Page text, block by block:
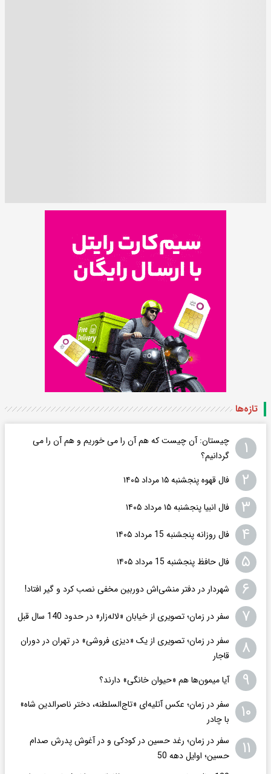
تازه‌ها
۱
چیستان: آن چیست که هم آن را می خوریم و هم آن را می
گردانیم؟
۲ فال قهوه پنجشنبه ۱۵ مرداد ۱۴۰۵
۳ فال انبیا پنجشنبه ۱۵ مرداد ۱۴۰۵
۴ فال روزانه پنجشنبه 15 مرداد ۱۴۰۵
۵ فال حافظ پنجشنبه 15 مرداد ۱۴۰۵
۶ شهردار در دفتر منشی‌اش دوربین مخفی نصب کرد و گیر افتاد!
۷ سفر در زمان؛ تصویری از خیابان «لاله‌زار» در حدود 140 سال قبل
۸
سفر در زمان؛ تصویری از یک «دیزی فروشی» در تهران در دوران
قاجار
۹ آیا میمون‌ها هم «حیوان خانگی» دارند؟
۱۰
سفر در زمان؛ عکس آتلیه‌ای «تاج‌السلطنه، دختر ناصرالدین شاه»
با چادر
۱۱
سفر در زمان؛ رغد حسین در کودکی و در آغوش پدرش صدام
حسین؛ اوایل دهه 50